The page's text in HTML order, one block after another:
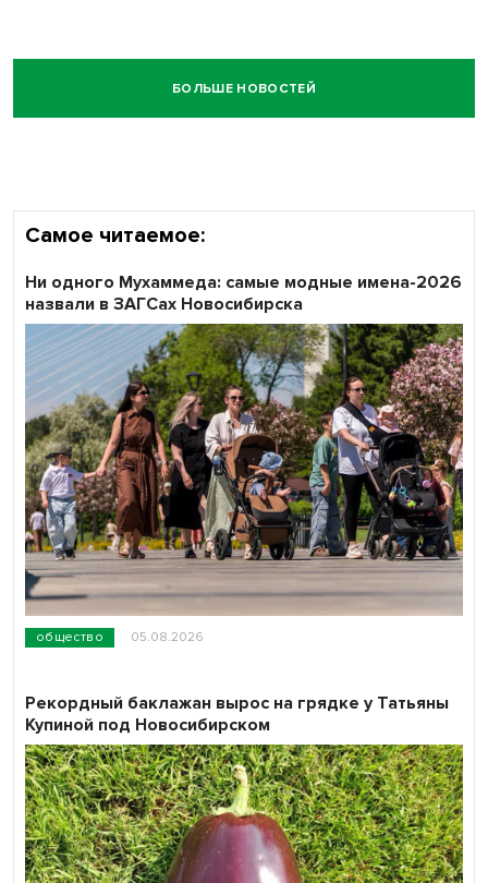
БОЛЬШЕ НОВОСТЕЙ
Самое читаемое:
общество 05.08.2026
Ни одного Мухаммеда: самые модные имена-2026
назвали в ЗАГСах Новосибирска
Рекордный баклажан вырос на грядке у Татьяны
Купиной под Новосибирском